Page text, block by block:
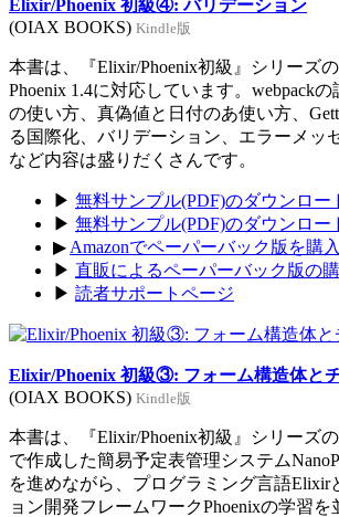
Elixir/Phoenix 初級④: バリデーション
(OIAX BOOKS) Kindle版
本書は、『Elixir/Phoenix初級』シリーズの
Phoenix 1.4に対応しています。webpackの
の使い方、真偽値と日付のあ使い方、
る国際化、バリデーション、エラーメッ
など内容は盛りだくさんです。
▶ 無料サンプル(PDF)のダウンロー
▶ 無料サンプル(PDF)のダウンロー
▶ Amazonでペーパーバック版を購入
▶ 直販によるペーパーバック版の
▶ 読者サポートページ
Elixir/Phoenix 初級③: フォーム構造体と
(OIAX BOOKS) Kindle版
本書は、『Elixir/Phoenix初級』シリーズ
で作成した簡易予定表管理システム
を進めながら、プログラミング言語Elixir
ョン開発フレームワークPhoenixの学習